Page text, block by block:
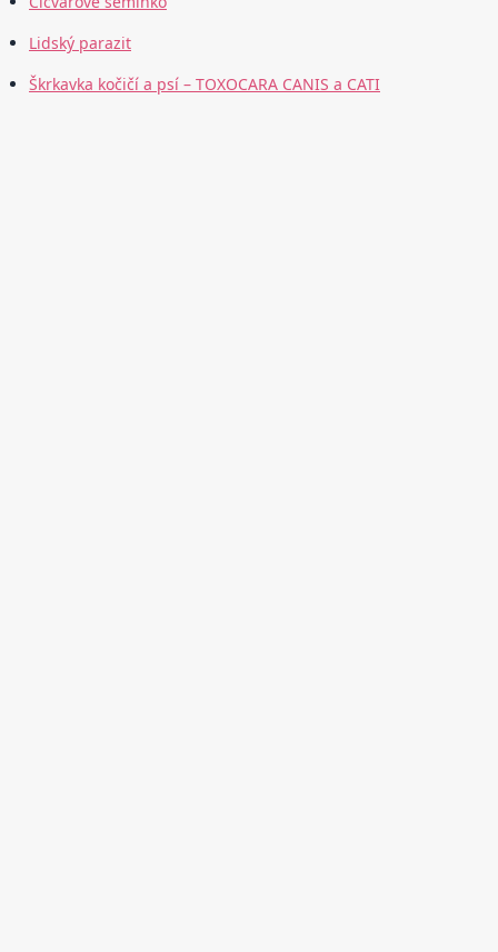
Lidský parazit
Škrkavka kočičí a psí – TOXOCARA CANIS a CATI